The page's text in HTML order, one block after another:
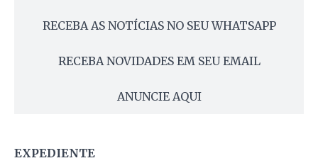
RECEBA AS NOTÍCIAS NO SEU WHATSAPP
RECEBA NOVIDADES EM SEU EMAIL
ANUNCIE AQUI
EXPEDIENTE